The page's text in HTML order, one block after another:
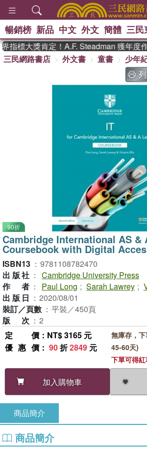
熱搜： 東野圭吾
The Odyssey
史是一群喵 、
登輝時代
偉大的迷走神經
暢銷榜 新品 中文 外文 簡體 三民
標大獎肯定！A.F. Steadman 獲年度
三民網路書店
外文書 童書
少年
90折
Cambridge International AS &
Coursebook with Digital
ISBN13 ： 9781108782470
出版社 ： Cambridge University Press
作者 ： Paul Long ; Sarah Lawrey ;
出版日 ： 2020/08/01
裝訂／頁數 ： 平裝／450頁
版次 ： 2
定價 ：NT$ 3165 元
優惠價 ： 90折2849 元
加入購物車
無庫存，
45-60天)
下單可得
商品簡介
商品簡介